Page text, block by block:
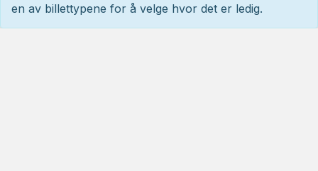
en av billettypene for å velge hvor det er ledig.